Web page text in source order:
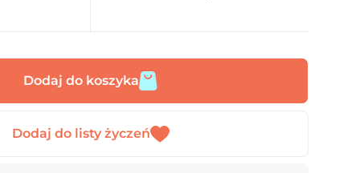
Dodaj do koszyka